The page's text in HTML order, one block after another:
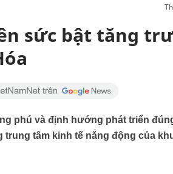
sức bật tăng
phú và định hướng phát triển
tâm kinh tế năng động của